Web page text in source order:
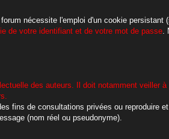
nécessite l'emploi d'un cookie persistant
de votre identifiant et de votre mot de passe.
des auteurs. Il doit notamment veiller
fins de consultations privées ou reproduire
(nom réel ou pseudonyme).